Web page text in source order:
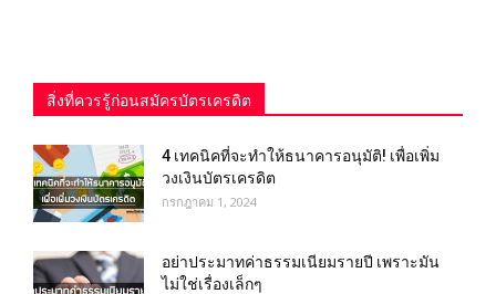
สิ่งที่ควรรู้ก่อนสมัครบัตรเครดิต
4 เทคนิคที่จะทำให้ธนาคารอนุมัติ! เพื่อเพิ่ม
วงเงินบัตรเครดิต
กรกฎาคม 1, 2024
อย่าประมาทค่าธรรมเนียมรายปี เพราะมัน
ไม่ใช่เรื่องเล็กๆ